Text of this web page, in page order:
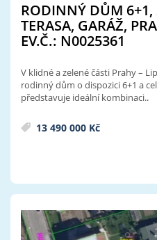
RODINNÝ DŮM 6+1,
TERASA, GARÁŽ,
EV.Č.: N0025361
V klidné a zelené části Prahy –
rodinný dům o dispozici 6+1 a
představuje ideální kombinaci..
13 490 000 Kč